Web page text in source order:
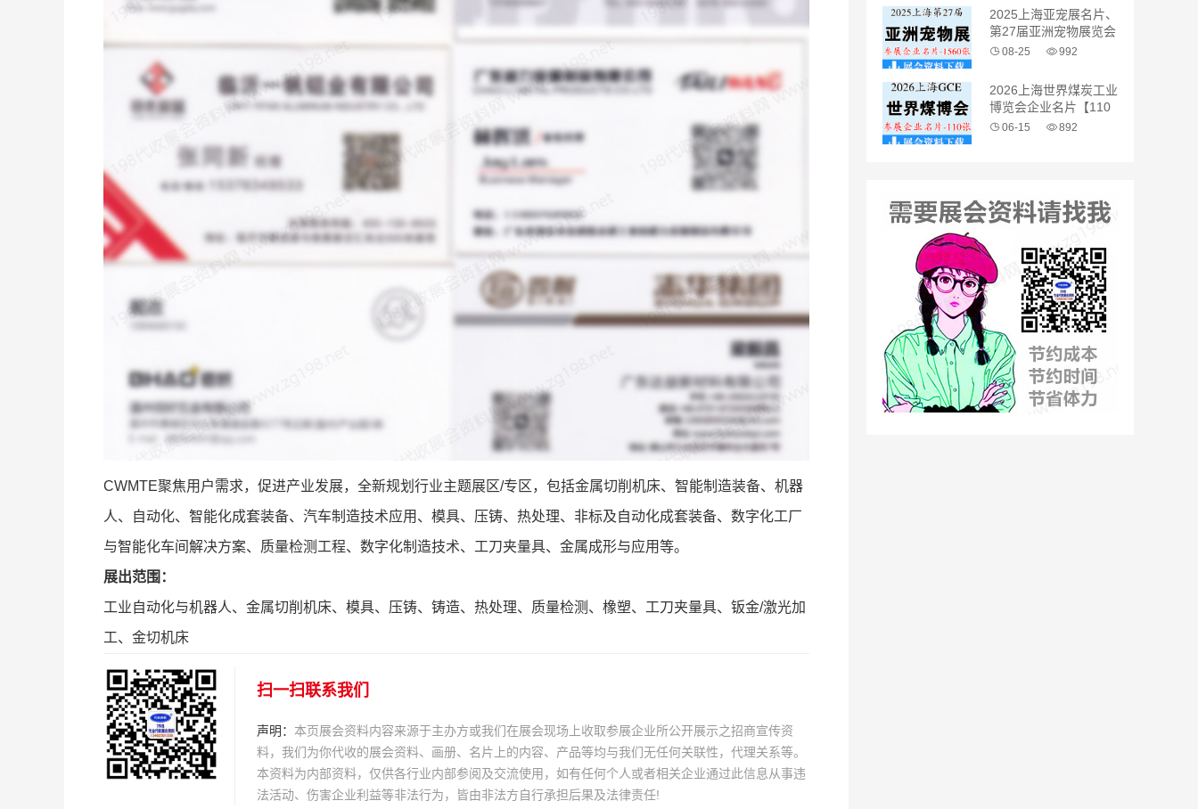
CWMTE聚焦用户需求，促进产业发展，全新规划行业主题展区/专区，包括金属切削机床、智能制造装备、机器
人、自动化、智能化成套装备、汽车制造技术应用、模具、压铸、热处理、非标及自动化成套装备、数字化工厂
与智能化车间解决方案、质量检测工程、数字化制造技术、工刀夹量具、金属成形与应用等。
展出范围：
工业自动化与机器人、金属切削机床、模具、压铸、铸造、热处理、质量检测、橡塑、工刀夹量具、钣金/激光加
工、金切机床
扫一扫联系我们
声明： 本页展会资料内容来源于主办方或我们在展会现场上收取参展企业所公开展示之招商宣传资
料，我们为你代收的展会资料、画册、名片上的内容、产品等均与我们无任何关联性，代理关系等。
本资料为内部资料，仅供各行业内部参阅及交流使用，如有任何个人或者相关企业通过此信息从事违
法活动、伤害企业利益等非法行为，皆由非法方自行承担后果及法律责任!
2025上海亚宠展名片、
第27届亚洲宠物展览会
企业名片【1560张】
08-25 992
2026上海世界煤炭工业
博览会企业名片【110
张】06-15 892